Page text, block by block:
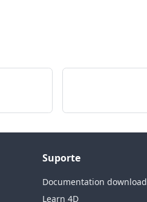
Suporte
Documentation download
Learn 4D